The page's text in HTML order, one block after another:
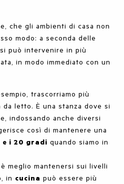
che gli ambienti di casa non
modo: a seconda delle
può intervenire in più
in modo immediato con un
trascorriamo più
da letto. È una stanza dove si
indossando anche diversi
così di mantenere una
e i 20 gradi quando siamo in
meglio mantenersi sui livelli
in cucina può essere più